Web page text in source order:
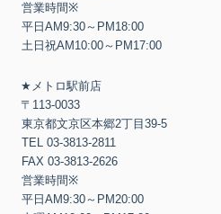
営業時間※
平日 AM9:30～ PM18:00
土日祝AM10:00～ PM17:00
★ メトロ駅前店
〒 113-0033
東京都文京区本郷2丁目 39-5
TEL 03-3813-2811
FAX 03-3813-2626
営業時間※
平日 AM9:30～ PM20:00